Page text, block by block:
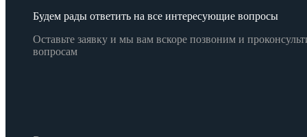
Будем рады ответить на все интересующие вопросы
Оставьте заявку и мы вам вскоре позвоним и
вопросам